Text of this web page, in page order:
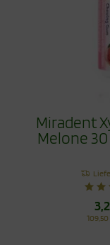
Miradent
Melone 30
109,50